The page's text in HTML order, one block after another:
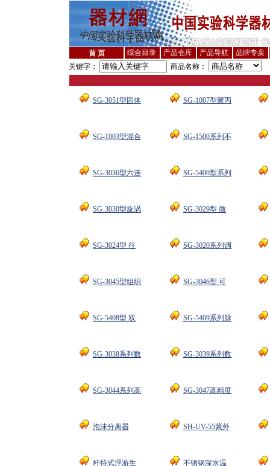
首 页 综合目录 产品仓库 产品导航
品牌专卖
关键字：
商品名称：
SG-3051型固体 SG-1007型聚丙
SG-1003型混合 SG-1500系列不
SG-3036型六连 SG-5400型系列
SG-3030型旋涡 SG-3029型 微
SG-3024型 往 SG-3020系列调
SG-3045型组织 SG-3046型 可
SG-5408型 双 SG-5409系列脉
SG-3038系列数 SG-3039系列数
SG-3044系列高 SG-3047高精度
泡沫分离器 SH-UV-55紫外
杆持式浮游生 不锈钢深水温